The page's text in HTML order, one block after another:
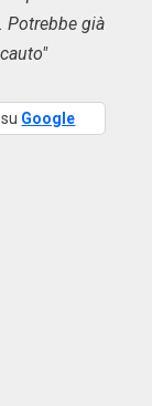
Potrebbe già
Google